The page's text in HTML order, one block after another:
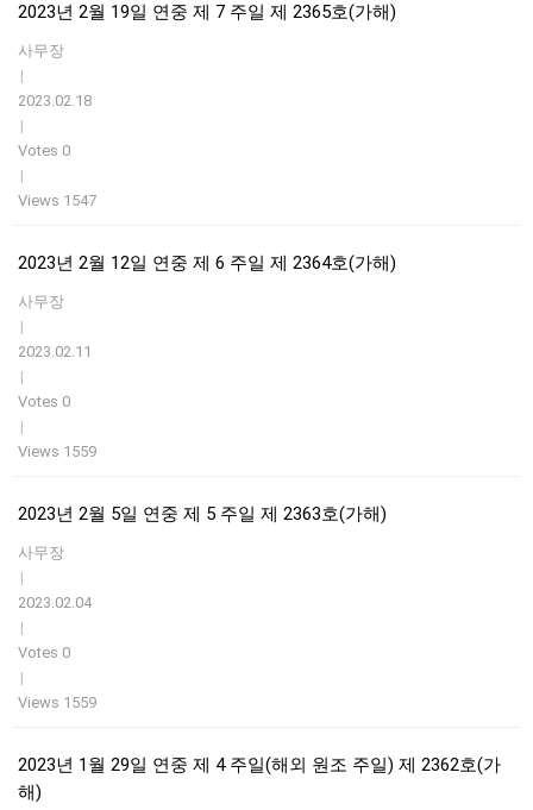
2023년 2월 19일 연중 제 7 주일 제 2365호(가해)
사무장
|
2023.02.18
|
Votes 0
|
Views 1547
2023년 2월 12일 연중 제 6 주일 제 2364호(가해)
사무장
|
2023.02.11
|
Votes 0
|
Views 1559
2023년 2월 5일 연중 제 5 주일 제 2363호(가해)
사무장
|
2023.02.04
|
Votes 0
|
Views 1559
2023년 1월 29일 연중 제 4 주일(해외 원조 주일) 제 2362호(가
해)